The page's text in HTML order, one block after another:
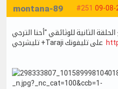
#251 09-08-
montana-89